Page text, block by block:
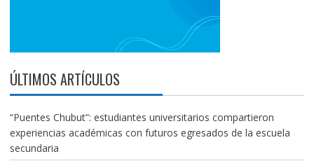
ÚLTIMOS ARTÍCULOS
“Puentes Chubut”: estudiantes universitarios compartieron
experiencias académicas con futuros egresados de la escuela
secundaria